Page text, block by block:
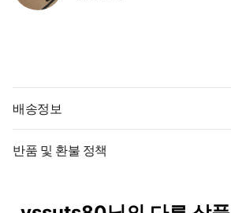
배송정보
반품 및 환불 정책